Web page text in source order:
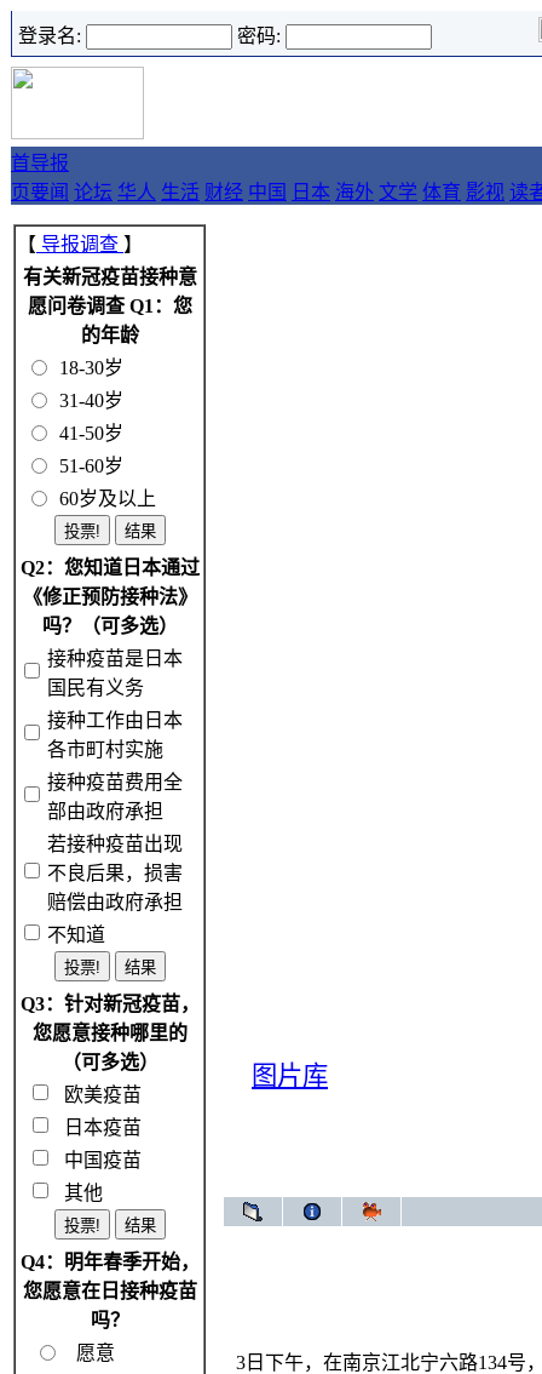
登录名: 密码:
首
页
导报
要闻 论坛 华人 生活 财经 中国 日本 海外 文学 体育 影视 读
【 导报调查 】
有关新冠疫苗接种意
愿问卷调查 Q1：您
的年龄
18-30岁
31-40岁
41-50岁
51-60岁
60岁及以上
Q2：您知道日本通过
《修正预防接种法》
吗？（可多选）
接种疫苗是日本
国民有义务
接种工作由日本
各市町村实施
接种疫苗费用全
部由政府承担
若接种疫苗出现
不良后果，损害
赔偿由政府承担
不知道
Q3：针对新冠疫苗，
您愿意接种哪里的
（可多选）
欧美疫苗
日本疫苗
中国疫苗
其他
Q4：明年春季开始，
您愿意在日接种疫苗
吗？
愿意
图片库
3日下午，在南京江北宁六路134号